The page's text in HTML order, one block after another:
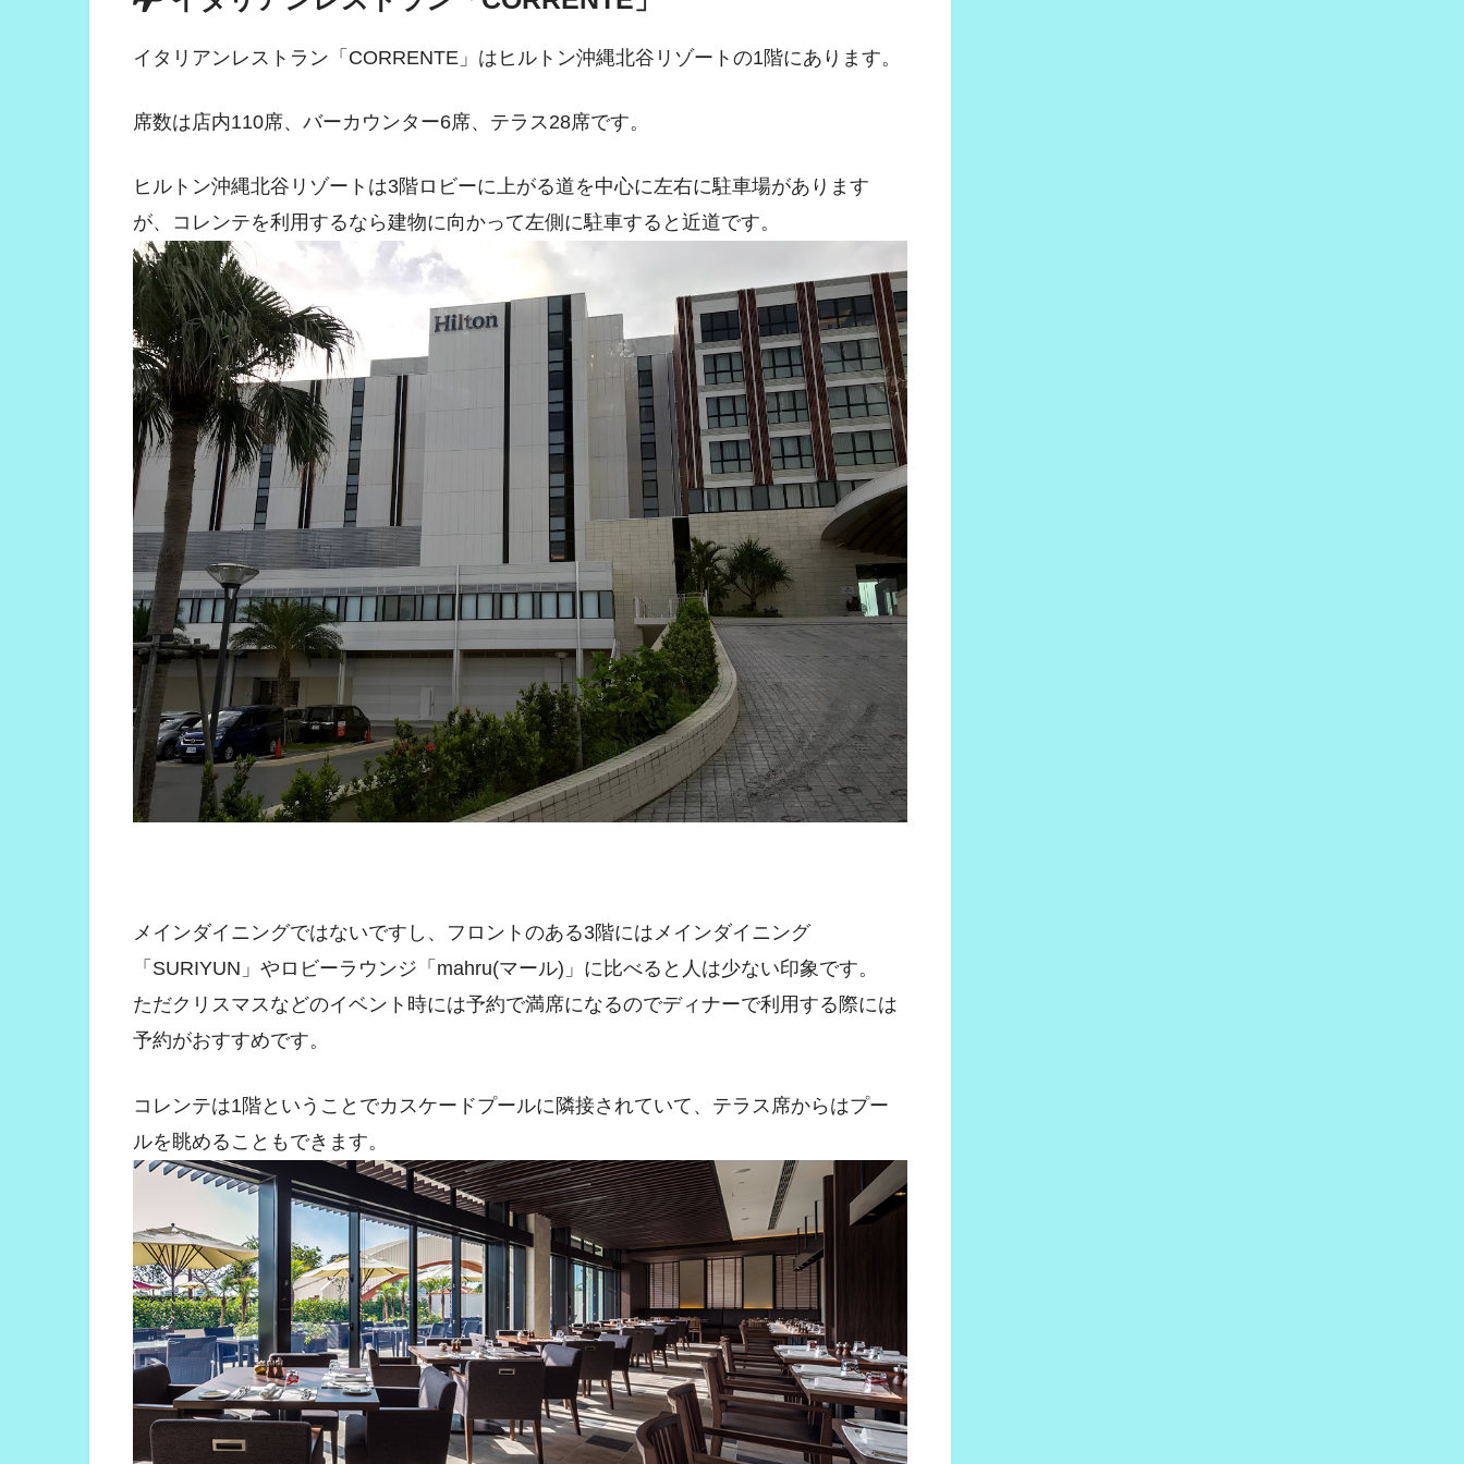
イタリアンレストラン「CORRENTE」はヒルトン沖縄北谷リゾートの1階にあります。
席数は店内110席、バーカウンター6席、テラス28席です。
ヒルトン沖縄北谷リゾートは3階ロビーに上がる道を中心に左右に駐車場があります
が、コレンテを利用するなら建物に向かって左側に駐車すると近道です。
メインダイニングではないですし、フロントのある3階にはメインダイニング
「SURIYUN」やロビーラウンジ「mahru(マール)」に比べると人は少ない印象です。
ただクリスマスなどのイベント時には予約で満席になるのでディナーで利用する際には
予約がおすすめです。
コレンテは1階ということでカスケードプールに隣接されていて、テラス席からはプー
ルを眺めることもできます。